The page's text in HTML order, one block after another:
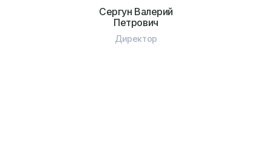
Сергун Валерий
Петрович
Директор